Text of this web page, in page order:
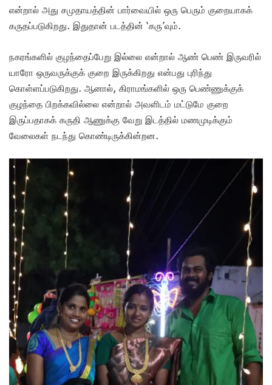
என்றால் அது சமுதாயத்தின் பார்வையில் ஒரு பெரும் குறையாகக்
கருதப்படுகிறது. இதுதான் படத்தின் ‘கரு’வும்.
நகரங்களில் குழந்தைப்பேறு இல்லை என்றால் ஆண் பெண் இருவரில்
யாரோ ஒருவருக்குக் குறை இருக்கிறது என்பது புரிந்து
கொள்ளப்படுகிறது. ஆனால், கிராமங்களில் ஒரு பெண்ணுக்குக்
குழந்தை பிறக்கவில்லை என்றால் அவளிடம் மட்டுமே குறை
இருப்பதாகக் கருதி ஆணுக்கு வேறு இடத்தில் மணமுடிக்கும்
வேலைகள் நடந்து கொண்டிருக்கின்றன.